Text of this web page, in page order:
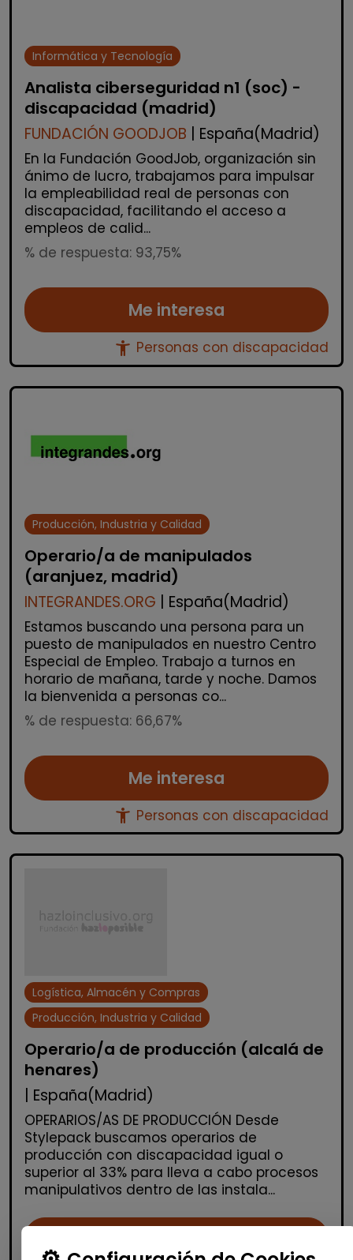
Informática y Tecnología
Analista ciberseguridad n1 (soc) -
discapacidad (madrid)
FUNDACIÓN GOODJOB | España(Madrid)
En la Fundación GoodJob, organización sin
ánimo de lucro, trabajamos para impulsar
la empleabilidad real de personas con
discapacidad, facilitando el acceso a
empleos de calid...
% de respuesta: 93,75%
Me interesa
accessibility_new Personas con discapacidad
Producción, Industria y Calidad
Operario/a de manipulados
(aranjuez, madrid)
INTEGRANDES.ORG | España(Madrid)
Estamos buscando una persona para un
puesto de manipulados en nuestro Centro
Especial de Empleo. Trabajo a turnos en
horario de mañana, tarde y noche. Damos
la bienvenida a personas co...
% de respuesta: 66,67%
Me interesa
accessibility_new Personas con discapacidad
Logística, Almacén y Compras
Producción, Industria y Calidad
Operario/a de producción (alcalá de
henares)
| España(Madrid)
OPERARIOS/AS DE PRODUCCIÓN Desde
Stylepack buscamos operarios de
producción con discapacidad igual o
superior al 33% para lleva a cabo procesos
manipulativos dentro de las instala...